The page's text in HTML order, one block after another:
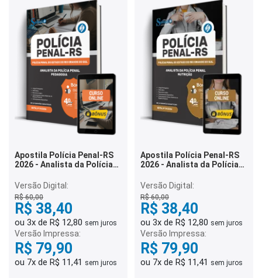
Apostila Polícia Penal-RS
2026 - Analista da Polícia
Versão Digital:
R$ 60,00
R$ 38,40
ou 3x de R$ 12,80 sem juros
Versão Impressa:
R$ 79,90
ou 7x de R$ 11,41 sem juros
Apostila Polícia Penal-RS
2026 - Analista da Polícia
Versão Digital:
R$ 60,00
R$ 38,40
ou 3x de R$ 12,80 sem juros
Versão Impressa:
R$ 79,90
ou 7x de R$ 11,41 sem juros